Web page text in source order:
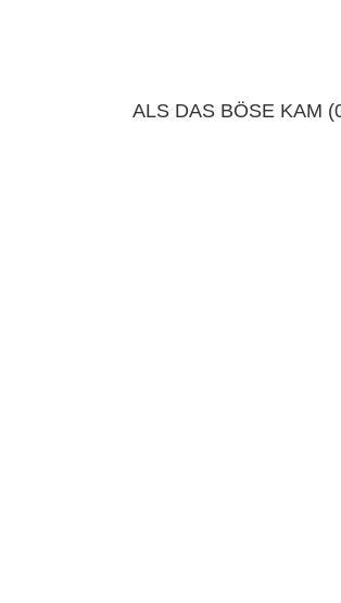
ALS DAS BÖSE KAM